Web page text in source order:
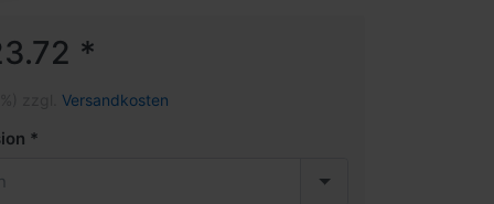
*
Versandkosten